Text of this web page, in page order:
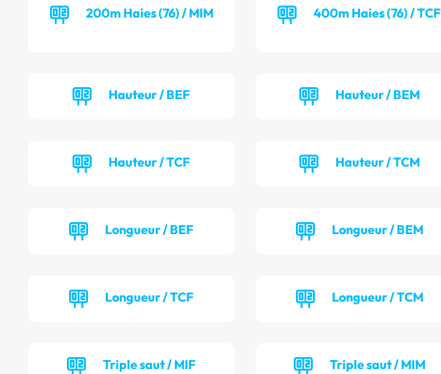
200m Haies (76) / MIM 400m Haies (76) / TCF
Hauteur / BEF Hauteur / BEM
Hauteur / TCF Hauteur / TCM
Longueur / BEF Longueur / BEM
Longueur / TCF Longueur / TCM
Triple saut / MIF Triple saut / MIM